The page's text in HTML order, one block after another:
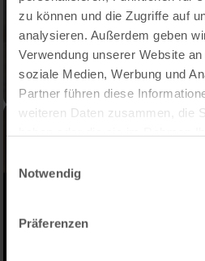
zu können und die Zugriffe auf
analysieren. Außerdem geben
Verwendung unserer Website
soziale Medien, Werbung und
Partner führen diese
weiteren Daten zusammen, die
Notwendig
Präferenzen